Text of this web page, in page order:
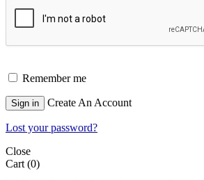
Remember me
Sign in Create An Account
Lost your password?
Close
Cart(0)